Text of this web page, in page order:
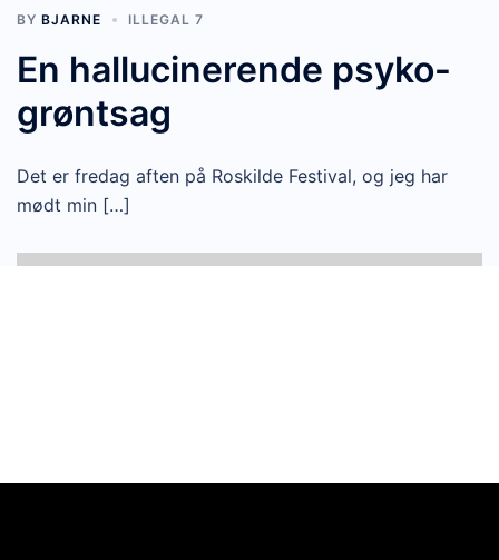
BY BJARNE ILLEGAL 7
En hallucinerende psyko-
grøntsag
Det er fredag aften på Roskilde Festival, og jeg har
mødt min […]